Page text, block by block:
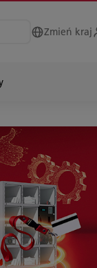
Zmień kraj